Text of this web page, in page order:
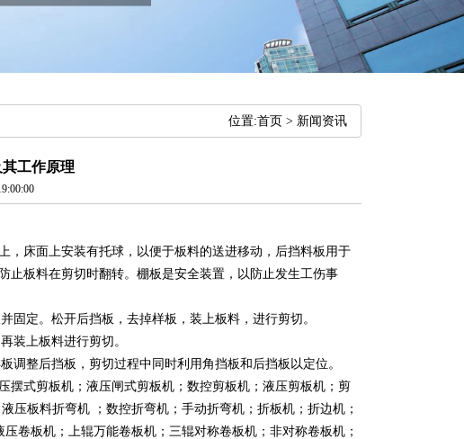
位置:首页 > 新闻资讯
工作原理
，床面上安装有托球，以便于板料的送进移动，后挡料板用于
止板料在剪切时翻转。棚板是安全装置，以防止发生工伤事
固定。松开后挡板，去掉样板，装上板料，进行剪切。
装上板料进行剪切。
调整后挡板，剪切过程中同时利用角挡板和后挡板以定位。
摆式剪板机；液压闸式剪板机；数控剪板机；液压剪板机；剪
压板料折弯机 ；数控折弯机；手动折弯机；折板机；折边机；
卷板机；上辊万能卷板机；三辊对称卷板机；非对称卷板机；